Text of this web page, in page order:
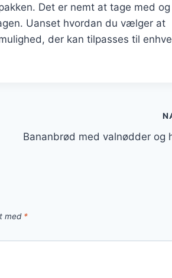
Det er nemt at tage med og
Uanset hvordan du vælger at
der kan tilpasses til
Bananbrød med valnødder og
med *